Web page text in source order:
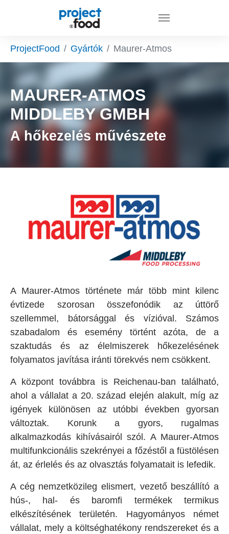
Skip to main content
You are here:
ProjectFood Gyártók Maurer-Atmos
MAURER-ATMOS
MIDDLEBY GMBH
A hőkezelés művészete
A Maurer-Atmos története már több mint kilenc
évtizede szorosan összefonódik az úttörő
szellemmel, bátorsággal és vízióval. Számos
szabadalom és esemény történt azóta, de a
szaktudás és az élelmiszerek hőkezelésének
folyamatos javítása iránti törekvés nem csökkent.
A központ továbbra is Reichenau-ban található,
ahol a vállalat a 20. század elején alakult, míg az
igények különösen az utóbbi években gyorsan
változtak. Korunk a gyors, rugalmas
alkalmazkodás kihívásairól szól. A Maurer-Atmos
multifunkcionális szekrényei a főzéstől a füstölésen
át, az érlelés és az olvasztás folyamatait is lefedik.
A cég nemzetközileg elismert, vezető beszállító a
hús-, hal- és baromfi termékek termikus
elkészítésének területén. Hagyományos német
vállalat, mely a költséghatékony rendszereket és a